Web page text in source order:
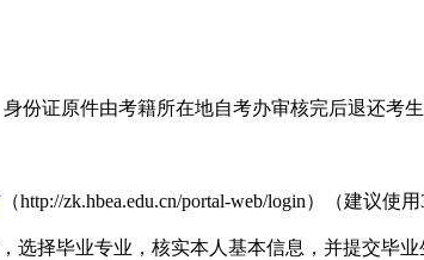
份证原件由考籍所在地自考办审核完后退还考生
http://zk.hbea.edu.cn/portal-web/login）（建议使
选择毕业专业，核实本人基本信息，并提交毕